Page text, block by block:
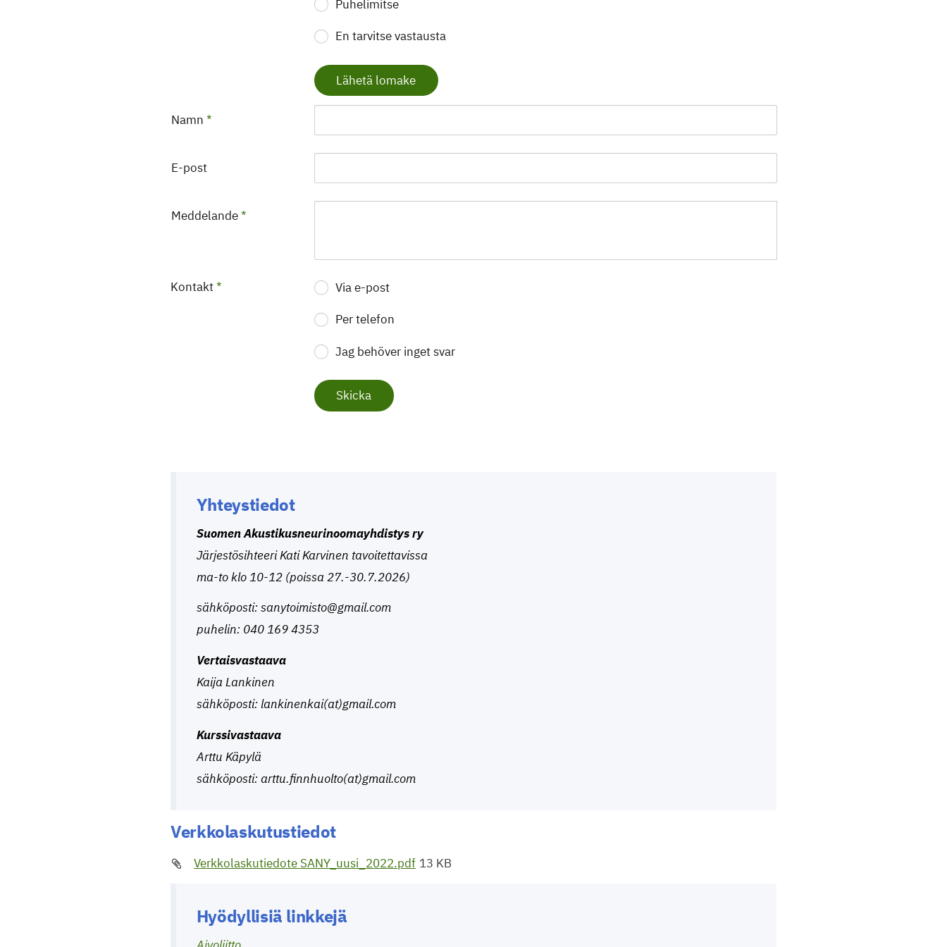
Puhelimitse
En tarvitse vastausta
Lähetä lomake
Namn *
E-post
Meddelande*
Kontakt* Via e-post
Per telefon
Jag behöver inget svar
Skicka
Yhteystiedot
Suomen Akustikusneurinoomayhdistys ry
Järjestösihteeri Kati Karvinen tavoitettavissa
ma-to klo 10-12 (poissa 27.-30.7.2026)
sähköposti: sanytoimisto@gmail.com
puhelin: 040 169 4353
Vertaisvastaava
Kaija Lankinen
sähköposti: lankinenkai(at)gmail.com
Kurssivastaava
Arttu Käpylä
sähköposti: arttu.finnhuolto(at)gmail.com
Verkkolaskutustiedot
Verkkolaskutiedote SANY_uusi_2022.pdf 13 KB
Hyödyllisiä linkkejä